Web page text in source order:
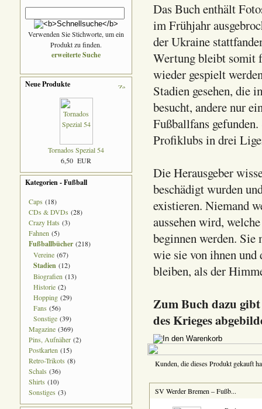
Verwenden Sie Stichworte, um ein
Produkt zu finden.
erweiterte Suche
Neue Produkte
Tornados Spezial 54
6,50 EUR
Kategorien - Fußball
Caps (18)
CDs & DVDs (28)
Crazy Hats (3)
Fahnen (5)
Fußballbücher (218)
Vereine (67)
Stadien (12)
Biografien (13)
Historie (2)
Hopping (29)
Fans (56)
Sonstige (39)
Magazine (369)
Pins, Aufnäher (2)
Postkarten (15)
Retro-Trikots (8)
Schals (36)
Shirts (10)
Sonstiges (3)
Das Buch enthält
im Frühjahr
der Ukraine
Wertung bleibt somit
wieder gespielt
Stadien gesehen, die
besucht, andere nur
Fußballfans
Profiklubs in drei
Die Herausgeber
beschädigt wurden
existieren. Niemand
aussehen wird,
beginnen werden. Sie
wie sie von ihnen und
bleiben, als der
Zum Buch dazu
des Krieges
Kunden, die dieses Produkt gekauft
SV Werder Bremen – Fußb...